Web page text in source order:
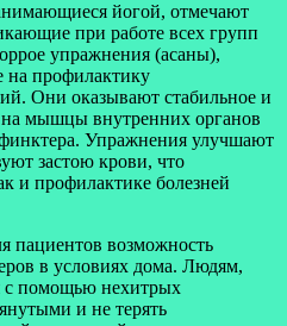
йогой, отмечают
при работе всех групп
упражнения (асаны),
на профилактику
Они оказывают стабильное и
мышцы внутренних органов
Упражнения улучшают
застою крови, что
и профилактике болезней
пациентов возможность
в условиях дома. Людям,
с помощью нехитрых
и не терять